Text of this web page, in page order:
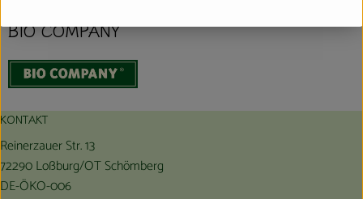
BIO COMPANY
KONTAKT
Reinerzauer Str. 13
72290 Loßburg/OT Schömberg
DE-ÖKO-006